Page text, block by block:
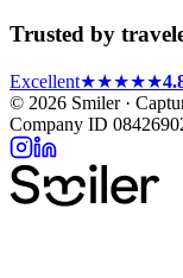
Trusted by
Excellent★★★★★
© 2026 Smiler ·
Company ID